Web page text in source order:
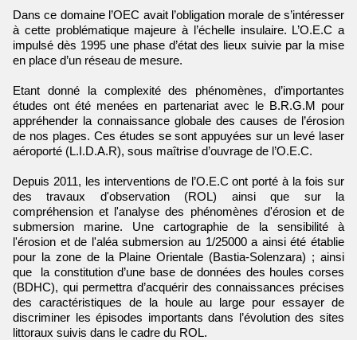
Dans ce domaine l’OEC avait l’obligation morale de s’intéresser
à cette problématique majeure à l’échelle insulaire. L’O.E.C a
impulsé dès 1995 une phase d’état des lieux suivie par la mise
en place d’un réseau de mesure.
Etant donné la complexité des phénomènes, d’importantes
études ont été menées en partenariat avec le B.R.G.M pour
appréhender la connaissance globale des causes de l’érosion
de nos plages. Ces études se sont appuyées sur un levé laser
aéroporté (L.I.D.A.R), sous maîtrise d’ouvrage de l’O.E.C.
Depuis 2011, les interventions de l’O.E.C ont porté à la fois sur
des travaux d'observation (ROL) ainsi que sur la
compréhension et l'analyse des phénomènes d'érosion et de
submersion marine. Une cartographie de la sensibilité à
l'érosion et de l'aléa submersion au 1/25000 a ainsi été établie
pour la zone de la Plaine Orientale (Bastia-Solenzara) ; ainsi
que la constitution d’une base de données des houles corses
(BDHC), qui permettra d’acquérir des connaissances précises
des caractéristiques de la houle au large pour essayer de
discriminer les épisodes importants dans l’évolution des sites
littoraux suivis dans le cadre du ROL.